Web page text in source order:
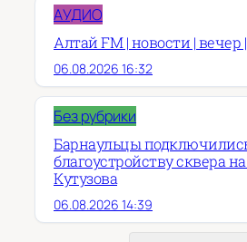
АУДИО
Алтай FM | новости | вечер
06.08.2026 16:32
Без рубрики
Барнаульцы
благоустройству сквера
Кутузова
06.08.2026 14:39